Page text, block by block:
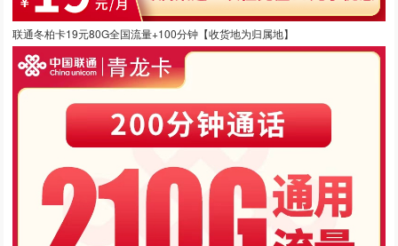
联通冬柏卡19元80G全国流量+100分钟【收货地为归属地】